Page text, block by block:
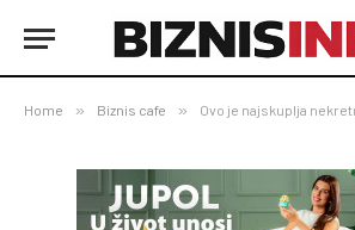
Home » Biznis cafe » Ovo je najskuplja nekretnina na svijetu: Vrijedi čak 70